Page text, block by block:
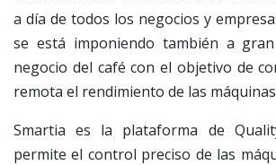
a día de todos los negocios y
se está imponiendo también a
negocio del café con el objetivo de
remota el rendimiento de las
Smartia es la plataforma de
permite el control preciso de las